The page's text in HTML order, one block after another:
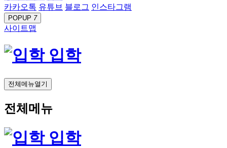
카카오톡 유튜브 블로그 인스타그램
POPUP 7
사이트맵
입학
전체메뉴열기
전체메뉴
입학